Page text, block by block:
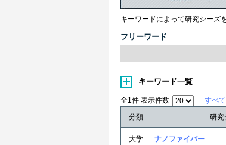
キーワードによって研究シーズ
フリーワード
キーワード一覧
全1件 表示件数 すべ
分類 研究
大学 ナノファイバー